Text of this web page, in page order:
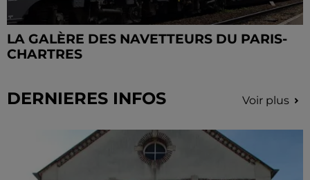
LA GALÈRE DES NAVETTEURS DU PARIS-
CHARTRES
DERNIERES INFOS Voir plus